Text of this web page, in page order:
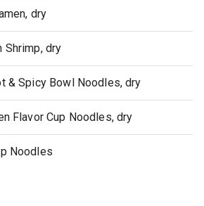
dry
Shrimp, dry
& Spicy Bowl Noodles, dry
Flavor Cup Noodles, dry
Noodles